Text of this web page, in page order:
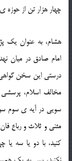
چهار هزار تن از
هشام، به عنوان یک
امام صادق در میان
درستی این سخن گواهی
مخالف اسلام،
سویی در آیه ی سوم
مثنی و ثلاث و رباع
کنید، با دو یا سه یا